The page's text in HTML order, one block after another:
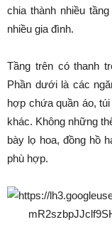
chia thành nhiều
nhiều gia đình.
Tầng trên có thanh
Phần dưới là các
hợp chứa quần áo,
khác. Không những
bày lọ hoa, đồng hồ
phù hợp.